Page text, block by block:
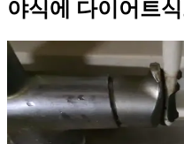
야식에 다이어트